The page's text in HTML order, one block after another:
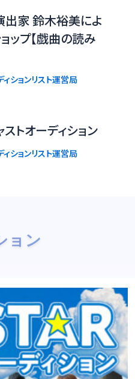
出家 鈴木裕美によ
ップ【戯曲の読み
ィションリスト運営局
ストオーディション
ィションリスト運営局
ョン